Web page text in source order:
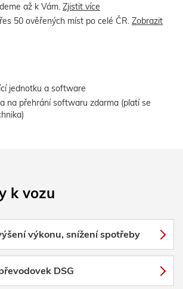
až k Vám. Zjistit více
50 ověřených míst po celé ČR. Zobrazit
jednotku a software
na přehrání softwaru zdarma (platí se
k vozu
výkonu, snížení spotřeby
DSG